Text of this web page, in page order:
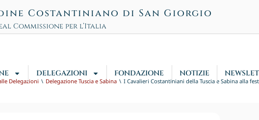
Costantiniano di San Giorgio
Commissione per l’Italia
DELEGAZIONI FONDAZIONE NOTIZIE
Delegazioni Delegazione Tuscia e Sabina I Cavalieri Costantiniani della Tuscia e Sabina alla